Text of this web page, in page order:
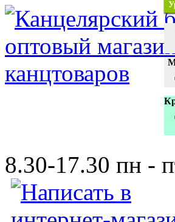
8.30-17.30 пн -